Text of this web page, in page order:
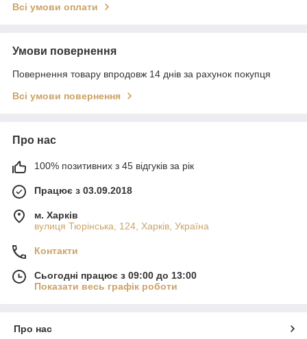
Всі умови оплати
Умови повернення
Повернення товару впродовж 14 днів за рахунок покупця
Всі умови повернення
Про нас
100% позитивних з 45 відгуків за рік
Працює з 03.09.2018
м. Харків
вулиця Тюрінська, 124, Харків, Україна
Контакти
Сьогодні працює з 09:00 до 13:00
Показати весь графік роботи
Про нас